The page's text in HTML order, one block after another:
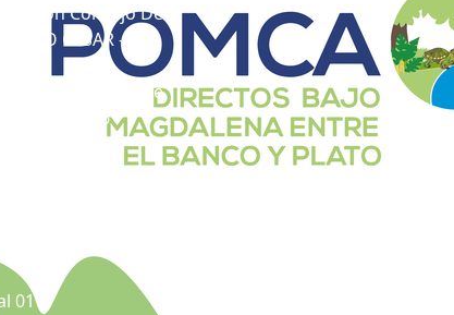
Consejo De
BAJO CESAR -
Consejo De
CGSM 2016
En Las
01